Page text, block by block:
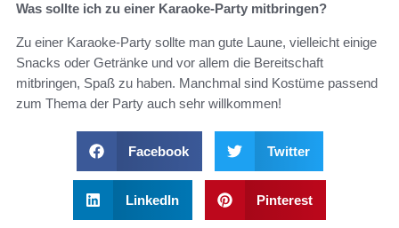
Was sollte ich zu einer Karaoke-Party mitbringen?
Zu einer Karaoke-Party sollte man gute Laune, vielleicht einige
Snacks oder Getränke und vor allem die Bereitschaft
mitbringen, Spaß zu haben. Manchmal sind Kostüme passend
zum Thema der Party auch sehr willkommen!
Facebook Twitter
LinkedIn Pinterest